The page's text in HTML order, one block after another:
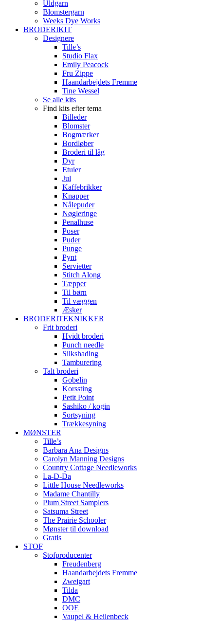
Uldgarn
Blomstergarn
Weeks Dye Works
BRODERIKIT
Designere
Tille’s
Studio Flax
Emily Peacock
Fru Zippe
Haandarbejdets Fremme
Tine Wessel
Se alle kits
Find kits efter tema
Billeder
Blomster
Bogmærker
Bordløber
Broderi til låg
Dyr
Etuier
Jul
Kaffebrikker
Knapper
Nålepuder
Nøgleringe
Penalhuse
Poser
Puder
Punge
Pynt
Servietter
Stitch Along
Tæpper
Til børn
Til væggen
Æsker
BRODERITEKNIKKER
Frit broderi
Hvidt broderi
Punch needle
Silkshading
Tamburering
Talt broderi
Gobelin
Korssting
Petit Point
Sashiko / kogin
Sortsyning
Trækkesyning
MØNSTER
Tille’s
Barbara Ana Designs
Carolyn Manning Designs
Country Cottage Needleworks
La-D-Da
Little House Needleworks
Madame Chantilly
Plum Street Samplers
Satsuma Street
The Prairie Schooler
Mønster til download
Gratis
STOF
Stofproducenter
Freudenberg
Haandarbejdets Fremme
Zweigart
Tilda
DMC
OOE
Vaupel & Heilenbeck